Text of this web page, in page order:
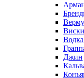
Виски
Водка
Джин